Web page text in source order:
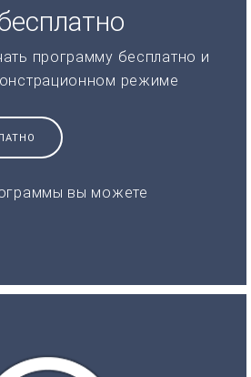
программу бесплатно и
режиме
вы можете